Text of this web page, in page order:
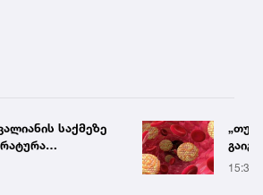
საქმეზე
ავრცელებს
„თუ
15:39